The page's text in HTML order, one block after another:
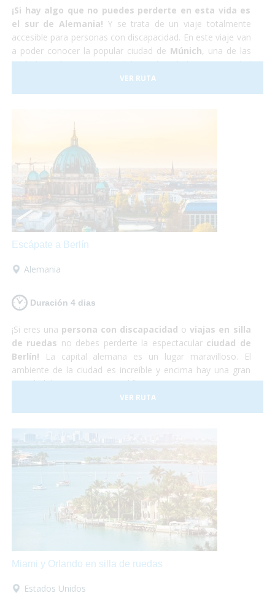
¡Si hay algo que no puedes perderte en esta vida es
el sur de Alemania! Y se trata de un viaje totalmente
accesible para personas con discapacidad. En este viaje van
a poder conocer la popular ciudad de Múnich, una de las
ciudades más importantes del mundo, y la hermosa ciudad
. No lo dudes más y atrévete
aviajar en tu silla de ruedaspor el sur de Alemania.
VER RUTA
Escápate a Berlín
Alemania
Duración 4 dias
¡Si eres una persona con discapacidad oviajas en silla
de ruedas no debes perderte la espectacular ciudad de
Berlín!
La capital alemana es un lugar maravilloso. El
ambiente de la ciudad es increíble y encima hay una gran
cantidad de monumentos, edificios y museos por visitar. La
capital alemana es totalmenteaccesible para personas
con discapacidadaunque hay que tener en cuenta que
pueden dificultar el paso a sillas de ruedas manuales. Sin
embargo nosotros nos encargaremos de todo, y tu sólo de
disfrutar.
VER RUTA
Miami y Orlando en silla de ruedas
Estados Unidos